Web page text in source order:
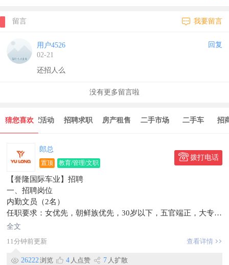
留言 我要留言
用户4526
02-21
回复
还招人么
没有更多留言啦
猜您喜欢
商家活动 招聘求职 房产租售 二手市场 二手车 招商出兑
郎总
置顶 教育/管理/文职
拨打电话
【誉隆国际车业】招聘
一、招聘岗位
内勤文员（2名）
任职要求：女优先，朝鲜族优先，30岁以下，五官端正，大专及
以上学历，品行端正、吃苦耐劳、有上进心。熟练掌握办公软
工作内容：负责内勤统计相关业务。辅助会计整理财务资料。
薪资待遇：底薪3200元+餐补+奖金基本+年终奖+五险
全文
11分钟前更新
查看详情
26222浏览 4 人点赞 7 人扩散